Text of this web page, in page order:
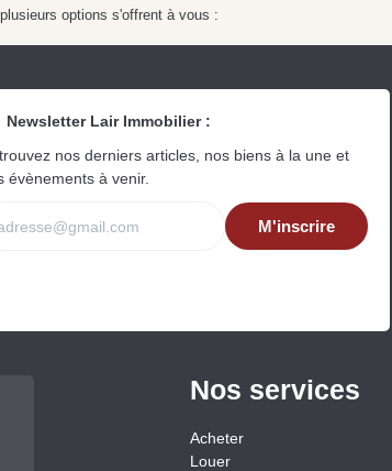
options s'offrent à vous :
Newsletter Lair Immobilier :
nos derniers articles, nos biens à la une et
évènements à venir.
M'inscrire
Nos services
Acheter
Louer